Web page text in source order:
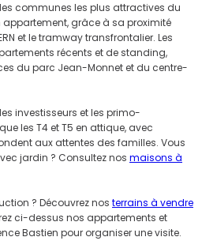
communes les plus attractives du
appartement, grâce à sa proximité
et le tramway transfrontalier. Les
récents et de standing,
du parc Jean-Monnet et du centre-
investisseurs et les primo-
les T4 et T5 en attique, avec
aux attentes des familles. Vous
jardin ? Consultez nos maisons à
? Découvrez nos terrains à vendre
ci-dessus nos appartements et
Bastien pour organiser une visite.